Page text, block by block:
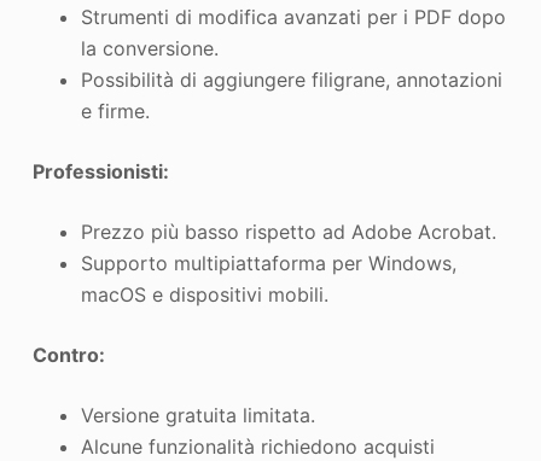
Strumenti di modifica avanzati per i PDF dopo
la conversione.
Possibilità di aggiungere filigrane, annotazioni
e firme.
Professionisti:
Prezzo più basso rispetto ad Adobe Acrobat.
Supporto multipiattaforma per Windows,
macOS e dispositivi mobili.
Contro:
Versione gratuita limitata.
Alcune funzionalità richiedono acquisti